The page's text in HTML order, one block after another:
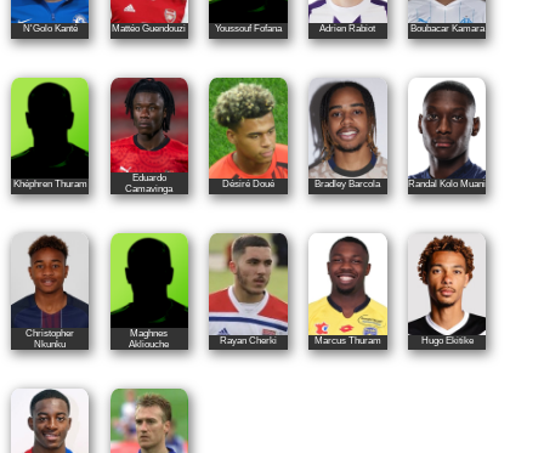
N'Golo Kanté Mattéo Guendouzi Youssouf Fofana Adrien Rabiot Boubacar Kamara
Khéphren Thuram
Eduardo
Camavinga
Désiré Doué Bradley Barcola Randal Kolo Muani
Christopher
Nkunku
Maghnes
Akliouche
Rayan Cherki Marcus Thuram Hugo Ekitike